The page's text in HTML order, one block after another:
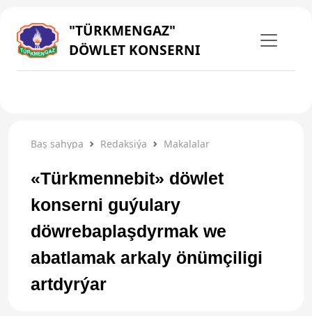
"TÜRKMENGAZ"
DÖWLET KONSERNI
Baş sahypa Redaksiýa Makalalar
«Türkmennebit» döwlet
konserni guýulary
döwrebaplaşdyrmak we
abatlamak arkaly önümçiligi
artdyrýar